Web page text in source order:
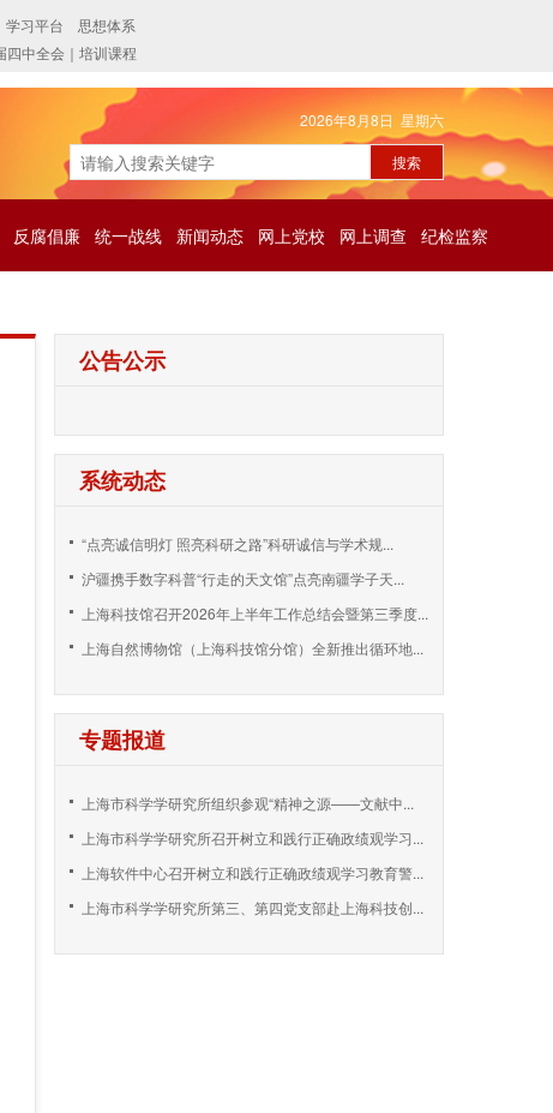
2026年8月8日 星期六
反腐倡廉 统一战线 新闻动态 网上党校 网上调查 纪检监察
公告公示
系统动态
“点亮诚信明灯 照亮科研之路”科研诚信与学术规...
沪疆携手数字科普“行走的天文馆”点亮南疆学子天...
上海科技馆召开2026年上半年工作总结会暨第三季度...
上海自然博物馆（上海科技馆分馆）全新推出循环地...
专题报道
上海市科学学研究所组织参观“精神之源——文献中...
上海市科学学研究所召开树立和践行正确政绩观学习...
上海软件中心召开树立和践行正确政绩观学习教育警...
上海市科学学研究所第三、第四党支部赴上海科技创...